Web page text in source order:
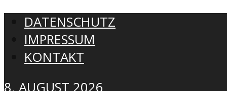
DATENSCHUTZ
IMPRESSUM
KONTAKT
8. AUGUST 2026